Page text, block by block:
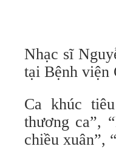
Nhạc sĩ
tại Bệnh viện
Ca khúc
thương ca”,
chiều xuân”,